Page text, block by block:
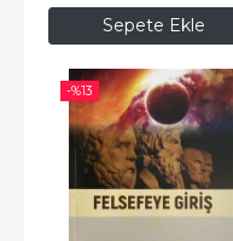
Sepete Ekle
-%13